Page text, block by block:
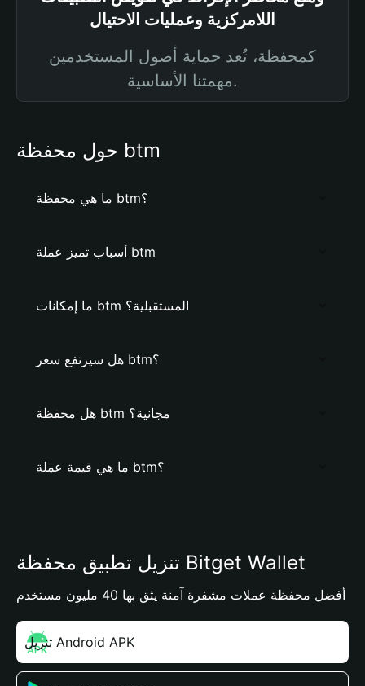
اللامركزية وعمليات الاحتيال
كمحفظة، تُعد حماية أصول المستخدمين
مهمتنا الأساسية.
حول محفظة btm
ما هي محفظة btm؟
أسباب تميز عملة btm
ما إمكانات btm المستقبلية؟
هل سيرتفع سعر btm؟
هل محفظة btm مجانية؟
ما هي قيمة عملة btm؟
تنزيل تطبيق محفظة Bitget Wallet
أفضل محفظة عملات مشفرة آمنة يثق بها 40 مليون مستخدم
تنزيل Android APK